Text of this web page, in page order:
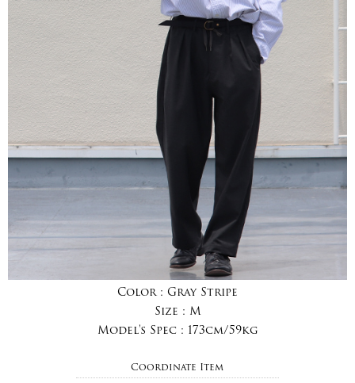
Color : Gray Stripe
Size : M
Model's Spec : 173cm/59kg
Coordinate Item